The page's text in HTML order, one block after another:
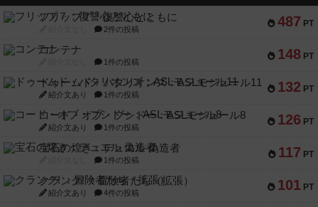
487 PT
フリップ７：復讐心とともに
2件の投稿
148 PT
コンテナ
1件の投稿
132 PT
ドゥームド・バタリオンズ：ASLモジュール11
紹介文あり 1件の投稿
126 PT
コード・オブ・ブシドー：ASLモジュール8
紹介文あり 1件の投稿
117 PT
宝石の煌き：デュエル 偽造者
1件の投稿
101 PT
クランク! ：冒険者たち（拡張）
紹介文あり 4件の投稿